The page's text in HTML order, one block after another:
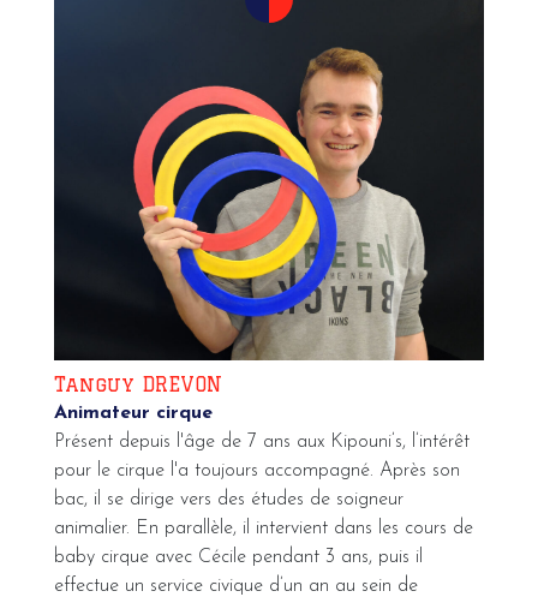
Tanguy DREVON
Animateur cirque
Présent depuis l'âge de 7 ans aux Kipouni’s, l’intérêt
pour le cirque l'a toujours accompagné. Après son
bac, il se dirige vers des études de soigneur
animalier. En parallèle, il intervient dans les cours de
baby cirque avec Cécile pendant 3 ans, puis il
effectue un service civique d’un an au sein de